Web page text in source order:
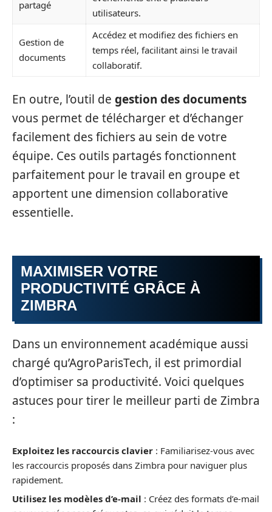
partagé
utilisateurs.
Gestion de
documents
Accédez et modifiez des fichiers en
temps réel, facilitant ainsi le travail
collaboratif.
En outre, l’outil de gestion des documents
vous permet de télécharger et d’échanger
facilement des fichiers au sein de votre
équipe. Ces outils partagés fonctionnent
parfaitement pour le travail en groupe et
apportent une dimension collaborative
essentielle.
MAXIMISER VOTRE
PRODUCTIVITÉ GRÂCE À
ZIMBRA
Dans un environnement académique aussi
chargé qu’AgroParisTech, il est primordial
d’optimiser sa productivité. Voici quelques
astuces pour tirer le meilleur parti de Zimbra
:
Exploitez les raccourcis clavier : Familiarisez-vous avec
les raccourcis proposés dans Zimbra pour naviguer plus
rapidement.
Utilisez les modèles d’e-mail : Créez des formats d’e-mail